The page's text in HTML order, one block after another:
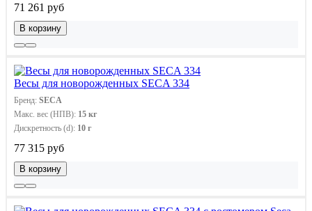
71 261 руб
В корзину
Весы для новорожденных SECA 334
Бренд: SECA
Макс. вес (НПВ): 15 кг
Дискретность (d): 10 г
77 315 руб
В корзину